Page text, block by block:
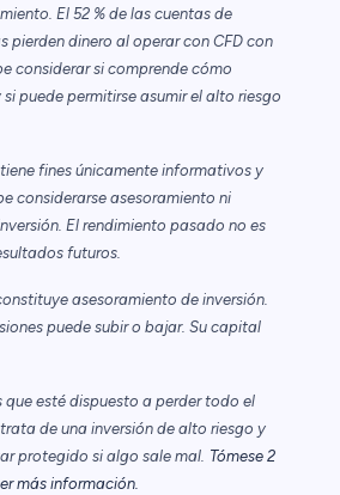
El 52 % de las cuentas de
pierden dinero al operar con CFD con
considerar si comprende cómo
puede permitirse asumir el alto riesgo
fines únicamente informativos y
considerarse asesoramiento ni
El rendimiento pasado no es
futuros.
asesoramiento de inversión.
puede subir o bajar. Su capital
que esté dispuesto a perder todo el
de una inversión de alto riesgo y
protegido si algo sale mal. Tómese 2
más información.